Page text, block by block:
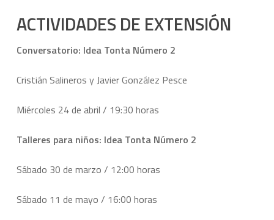
ACTIVIDADES DE EXTENSIÓN
Conversatorio: Idea Tonta Número 2
Cristián Salineros y Javier González Pesce
Miércoles 24 de abril / 19:30 horas
Talleres para niños: Idea Tonta Número 2
Sábado 30 de marzo / 12:00 horas
Sábado 11 de mayo / 16:00 horas